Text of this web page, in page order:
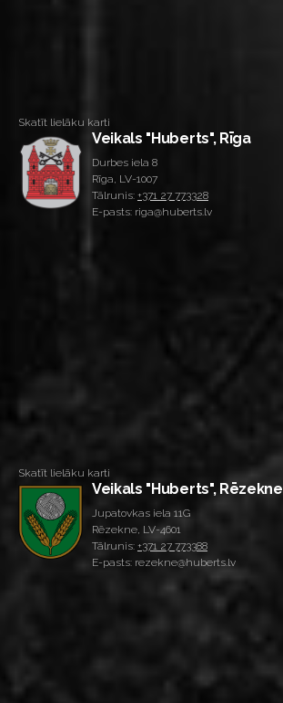
Skatīt lielāku karti
Veikals "Huberts", Rīga
Durbes iela 8
Rīga, LV-1007
Tālrunis: +371 27 773328
E-pasts: riga@huberts.lv
Skatīt lielāku karti
Veikals "Huberts", Rēzekne
Jupatovkas iela 11G
Rēzekne, LV-4601
Tālrunis: +371 27 773388
E-pasts: rezekne@huberts.lv